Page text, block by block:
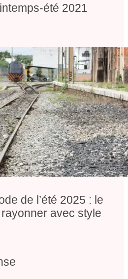
été 2021
de l’été 2025 : le
avec style